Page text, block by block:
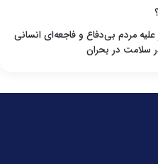
علیه مردم بی‌دفاع و فاجعه‌ای انسانی
سلامت در بحران